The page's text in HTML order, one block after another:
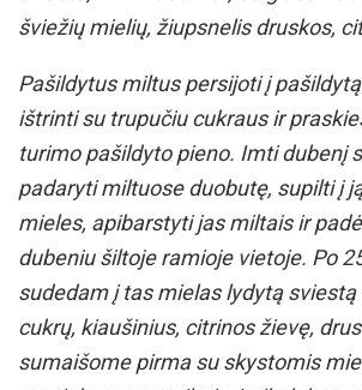
šviežių mielių, žiupsnelis druskos,
Pašildytus miltus persijoti į
ištrinti su trupučiu cukraus ir
turimo pašildyto pieno. Imti dubenį
padaryti miltuose duobutę, supilti į
mieles, apibarstyti jas miltais ir
dubeniu šiltoje ramioje vietoje. Po
sudedam į tas mielas lydytą sviestą
cukrų, kiaušinius, citrinos žievę,
sumaišome pirma su skystomis